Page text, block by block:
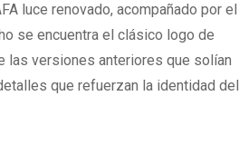
luce renovado, acompañado por el
se encuentra el clásico logo de
las versiones anteriores que solían
que refuerzan la identidad del